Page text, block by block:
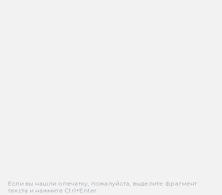
Если вы нашли опечатку, пожалуйста, выделите фрагмент
текста и нажмите Ctrl+Enter.